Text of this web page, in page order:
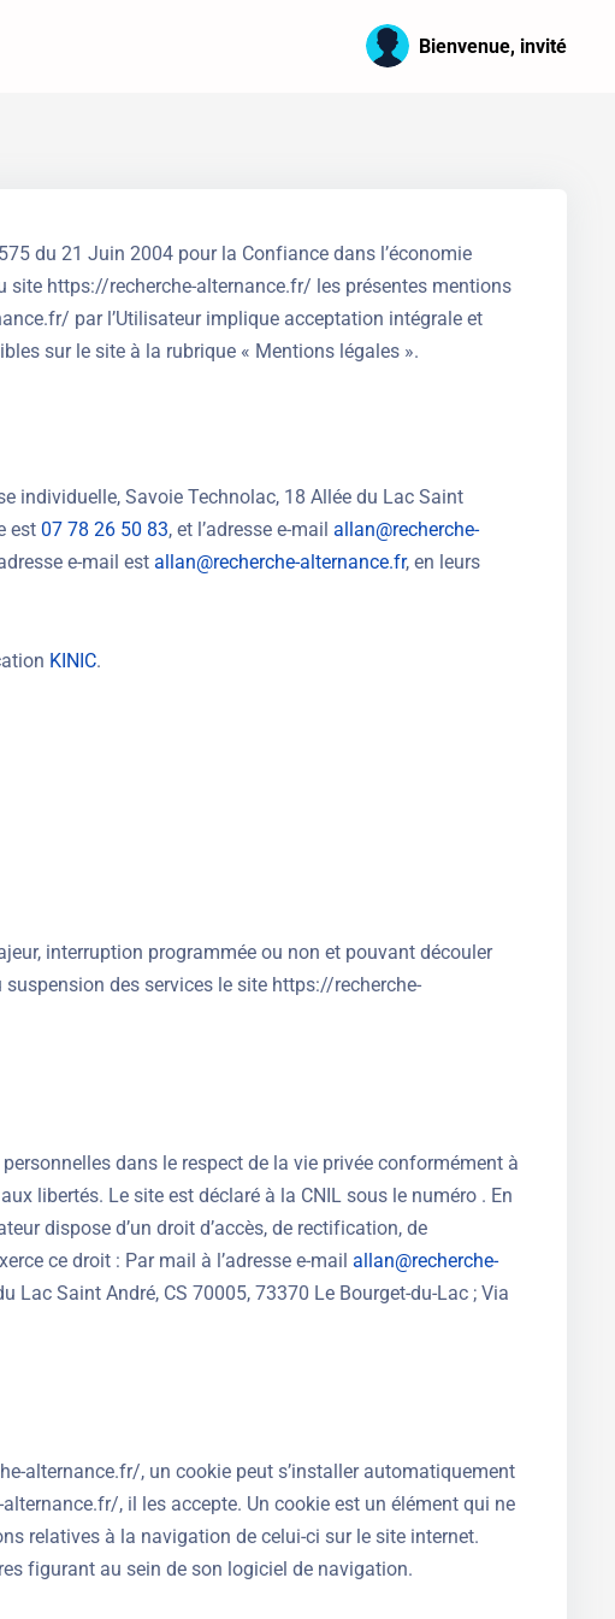
Bienvenue, invité
du 21 Juin 2004 pour la Confiance dans l’économie
site https://recherche-alternance.fr/ les présentes mentions
par l’Utilisateur implique acceptation intégrale et
sur le site à la rubrique « Mentions légales ».
individuelle, Savoie Technolac, 18 Allée du Lac Saint
est 07 78 26 50 83, et l’adresse e-mail allan@recherche-
e-mail est allan@recherche-alternance.fr, en leurs
KINIC.
interruption programmée ou non et pouvant découler
des services le site https://recherche-
dans le respect de la vie privée conformément à
libertés. Le site est déclaré à la CNIL sous le numéro . En
dispose d’un droit d’accès, de rectification, de
ce droit : Par mail à l’adresse e-mail allan@recherche-
Lac Saint André, CS 70005, 73370 Le Bourget-du-Lac ; Via
alternance.fr/, un cookie peut s’installer automatiquement
, il les accepte. Un cookie est un élément qui ne
relatives à la navigation de celui-ci sur le site internet.
figurant au sein de son logiciel de navigation.